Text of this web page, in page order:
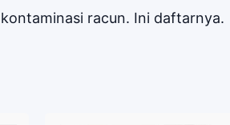
racun. Ini daftarnya.